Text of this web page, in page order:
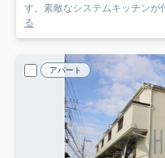
す。素敵なシステムキッチンが
る
アパート